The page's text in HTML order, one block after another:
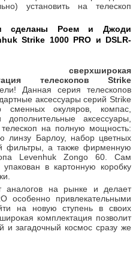
установить на телескоп
сделаны Роем и Джоди
Strike 1000 PRO и DSLR-
сверхширокая
телескопов Strike
Данная серия телескопов
аксессуары серий Strike
сменных окуляров, компас,
аксессуары,
телескоп на полную мощность:
линзу Барлоу, набор цветных
фильтры, а также фирменную
Levenhuk Zongo 60. Сам
в картонную коробку
аналогов на рынке и делает
особенно привлекательными
на новую ступень в своих
комплектация позволит
и загадочный космос сразу же